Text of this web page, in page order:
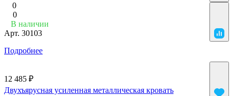
0
0
В наличии
Арт. 30103
Подробнее
12 485 ₽
Двухъярусная усиленная металлическая кровать